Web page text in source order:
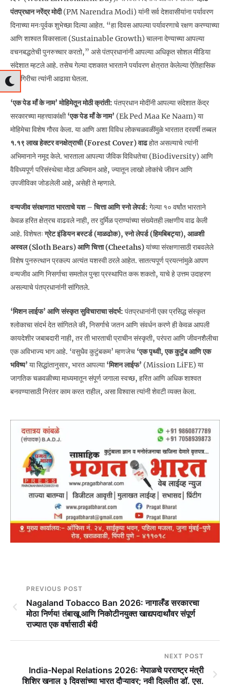
पंतप्रधान नरेंद्र मोदी(PM Narendra Modi) यांनी सर्व देशवासीयांना पर्यावरण
दिनाच्या मनःपूर्वक शुभेच्छा दिल्या आहेत. “हा दिवस आपल्या पर्यावरणाचे रक्षण करण्याच्या
आणि शाश्वत विकासाला (Sustainable Growth) चालना देण्याच्या आपल्या
वचनबद्धतेची पुनरुच्चार करतो,” असे पंतप्रधानांनी आपल्या अधिकृत सोशल मीडिया
संदेशात म्हटले आहे. तसेच गेल्या दशकात भारताने पर्यावरण क्षेत्रात केलेल्या ऐतिहासिक
कामगिरीचा त्यांनी आढावा घेतला.
‘एक पेड माँ के नाम’ मोहिमेतून मोठी क्रांती: पंतप्रधान मोदींनी आपल्या संदेशात केंद्र
सरकारच्या महत्त्वाकांक्षी‘एक पेड माँ के नाम’ (Ek Ped Maa Ke Naam) या
मोहिमेचा विशेष गौरव केला. या आणि अशा विविध लोकचळवळींमुळे भारतात दरवर्षी तब्बल
१.१९ लाख हेक्टर वनक्षेत्राची (Forest Cover) वाढहोत असल्याचे त्यांनी
अभिमानाने नमूद केले. भारताला आपल्या जैविक विविधतेचा (Biodiversity) आणि
वैविध्यपूर्ण परिसंस्थेचा मोठा अभिमान आहे, ज्यातून लाखो लोकांचे जीवन आणि
उपजीविका जोडलेली आहे, असेही ते म्हणाले.
वन्यजीव संरक्षणात भारताचे यश – चित्ता आणि स्नो लेपर्ड: गेल्या १० वर्षांत भारताने
केवळ हरित क्षेत्रच वाढवले नाही, तर दुर्मिळ प्राण्यांच्या संख्येतही लक्षणीय वाढ केली
आहे. विशेषतःग्रेट इंडियन बस्टर्ड (माळढोक), स्नो लेपर्ड (हिमबिबट्या), आळशी
अस्वल (Sloth Bears) आणि चित्ता (Cheetahs)यांच्या संरक्षणासाठी राबवलेले
विशेष पुनरुत्थान प्रकल्प अत्यंत यशस्वी ठरले आहेत. सातत्यपूर्ण प्रयत्नांमुळे आपण
वन्यजीव आणि निसर्गाचा समतोल पुन्हा प्रस्थापित करू शकतो, याचे हे उत्तम उदाहरण
असल्याचे पंतप्रधानांनी सांगितले.
‘मिशन लाईफ’ आणि संस्कृत सुविचाराचा संदर्भ: पंतप्रधानांनी एका प्रसिद्ध संस्कृत
श्लोकाचा संदर्भ देत सांगितले की, निसर्गाचे जतन आणि संवर्धन करणे ही केवळ आपली
कायदेशीर जबाबदारी नाही, तर ती भारताची प्राचीन संस्कृती, परंपरा आणि जीवनशैलीचा
एक अविभाज्य भाग आहे. ‘वसुधैव कुटुंबकम’ म्हणजेच ‘एक पृथ्वी, एक कुटुंब आणि एक
भविष्य’ या सिद्धांतानुसार, भारत आपल्या‘मिशन लाईफ’ (Mission LiFE) या
जागतिक चळवळीच्या माध्यमातून संपूर्ण जगाला स्वच्छ, हरित आणि अधिक शाश्वत
बनवण्यासाठी निरंतर काम करत राहील, असा विश्वास त्यांनी शेवटी व्यक्त केला.
PREVIOUS POST
Nagaland Tobacco Ban 2026: नागालँड सरकारचा
मोठा निर्णय! तंबाखू आणि निकोटीनयुक्त खाद्यपदार्थांवर संपूर्ण
राज्यात एक वर्षासाठी बंदी
NEXT POST
India-Nepal Relations 2026: नेपाळचे परराष्ट्र मंत्री
शिशिर खनाल ३ दिवसांच्या भारत दौऱ्यावर; नवी दिल्लीत डॉ. एस.